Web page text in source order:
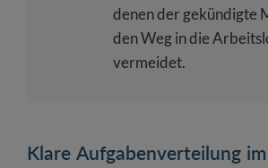
denen der gekündigte
den Weg in die
vermeidet.
Klare Aufgabenverteilung im